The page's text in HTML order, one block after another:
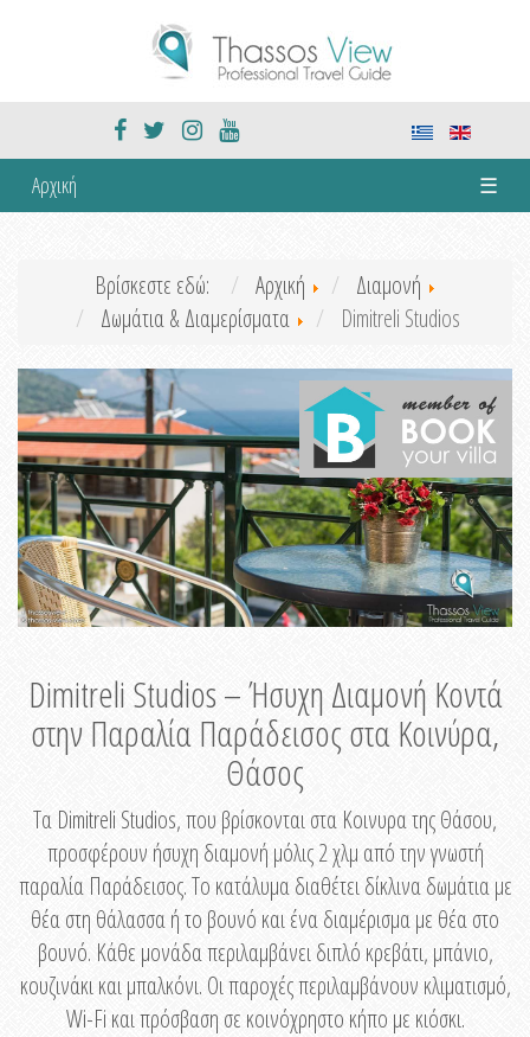
Αρχική ☰
Βρίσκεστε εδώ: Αρχική
Διαμονή
Δωμάτια & Διαμερίσματα
Dimitreli Studios
Dimitreli Studios – Ήσυχη Διαμονή Κοντά
στην Παραλία Παράδεισος στα Κοινύρα,
Θάσος
Τα Dimitreli Studios, που βρίσκονται στα Κοινυρα της Θάσου,
προσφέρουν ήσυχη διαμονή μόλις 2 χλμ από την γνωστή
παραλία Παράδεισος. Το κατάλυμα διαθέτει δίκλινα δωμάτια με
θέα στη θάλασσα ή το βουνό και ένα διαμέρισμα με θέα στο
βουνό. Κάθε μονάδα περιλαμβάνει διπλό κρεβάτι, μπάνιο,
κουζινάκι και μπαλκόνι. Οι παροχές περιλαμβάνουν κλιματισμό,
Wi-Fi και πρόσβαση σε κοινόχρηστο κήπο με κιόσκι.